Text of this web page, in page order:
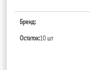
Бренд:
Остаток:10 шт